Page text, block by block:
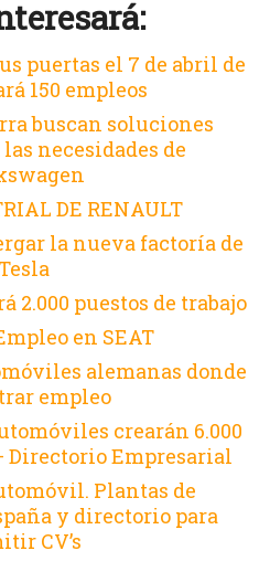
puertas el 7 de abril de
150 empleos
buscan soluciones
necesidades de
DE RENAULT
la nueva factoría de
Tesla
2.000 puestos de trabajo
en SEAT
alemanas donde
empleo
crearán 6.000
Directorio Empresarial
Plantas de
y directorio para
CV’s